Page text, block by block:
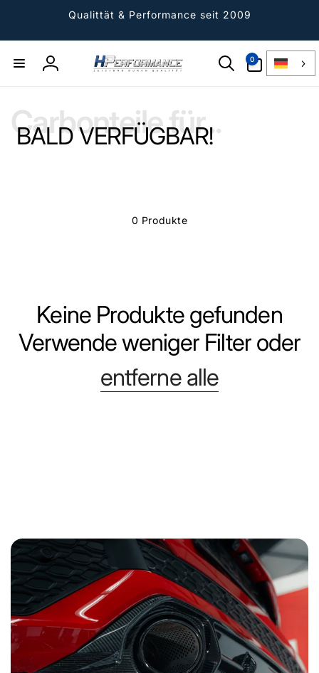
Qualittät & Performance seit 2009
Einloggen
0
Artikel
Carbonteile für...
BALD VERFÜGBAR!
0 Produkte
Keine Produkte gefunden
Verwende weniger Filter oder
entferne alle